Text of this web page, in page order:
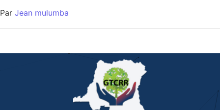
Par Jean mulumba